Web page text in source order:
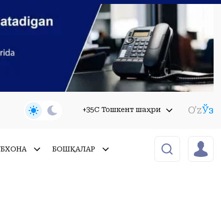
+35C Тошкент шаҳри O'zЎз
БОШҚАЛАР